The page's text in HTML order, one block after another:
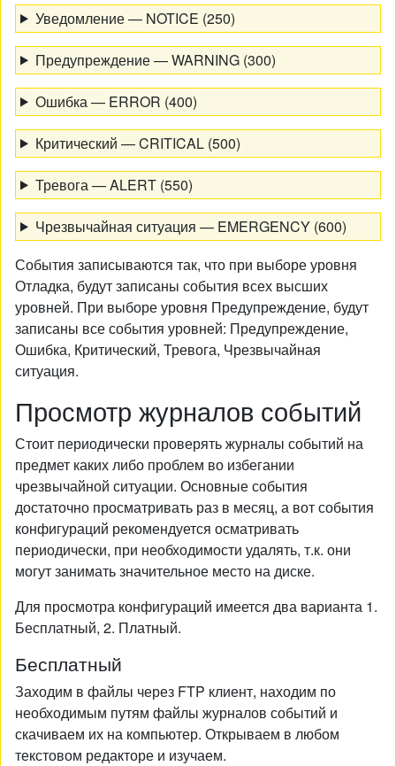
Уведомление — NOTICE (250)
Предупреждение — WARNING (300)
Ошибка — ERROR (400)
Критический — CRITICAL (500)
Тревога — ALERT (550)
Чрезвычайная ситуация — EMERGENCY (600)
События записываются так, что при выборе уровня
Отладка, будут записаны события всех высших
уровней. При выборе уровня Предупреждение, будут
записаны все события уровней: Предупреждение,
Ошибка, Критический, Тревога, Чрезвычайная
ситуация.
Просмотр журналов событий
Стоит периодически проверять журналы событий на
предмет каких либо проблем во избегании
чрезвычайной ситуации. Основные события
достаточно просматривать раз в месяц, а вот события
конфигураций рекомендуется осматривать
периодически, при необходимости удалять, т.к. они
могут занимать значительное место на диске.
Для просмотра конфигураций имеется два варианта 1.
Бесплатный, 2. Платный.
Бесплатный
Заходим в файлы через FTP клиент, находим по
необходимым путям файлы журналов событий и
скачиваем их на компьютер. Открываем в любом
текстовом редакторе и изучаем.